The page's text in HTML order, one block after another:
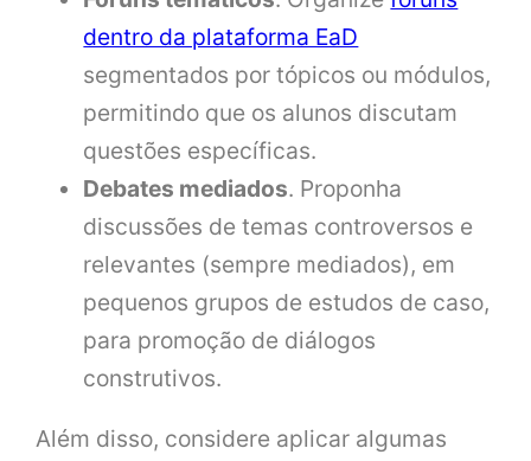
dentro da plataforma EaD
segmentados por tópicos ou módulos,
permitindo que os alunos discutam
questões específicas.
Debates mediados. Proponha
discussões de temas controversos e
relevantes (sempre mediados), em
pequenos grupos de estudos de caso,
para promoção de diálogos
construtivos.
Além disso, considere aplicar algumas